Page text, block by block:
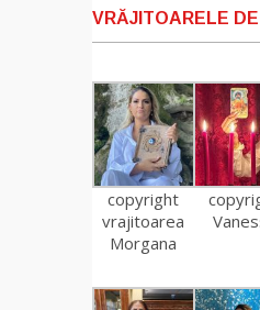
VRĂJITOARELE
copyright
vrajitoarea
Morgana